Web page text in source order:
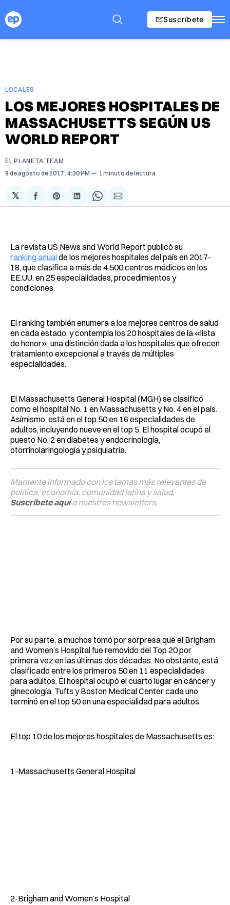
Suscríbete
LOCALES
LOS MEJORES HOSPITALES DE
MASSACHUSETTS SEGÚN US
WORLD REPORT
EL PLANETA TEAM
8 de agosto de 2017 . 4:30 PM 1 minuto de lectura
𝕏
Compartir
en
Share
on
Compartir
en
Share
on
Compartir
via
La revista US News and World Report publicó su
ranking anualde los mejores hospitales del país en 2017-
18, que clasifica a más de 4.500 centros médicos en los
EE.UU. en 25 especialidades, procedimientos y
condiciones.
El ranking también enumera a los mejores centros de salud
en cada estado, y contempla los 20 hospitales de la «lista
de honor», una distinción dada a los hospitales que ofrecen
tratamiento excepcional a través de múltiples
especialidades.
El Massachusetts General Hospital (MGH) se clasificó
como el hospital No. 1 en Massachusetts y No. 4 en el país.
Asímismo, está en el top 50 en 16 especialidades de
adultos, incluyendo nueve en el top 5. El hospital ocupó el
puesto No. 2 en diabetes y endocrinología,
otorrinolaringología y psiquiatría.
Mantente informado con los temas más relevantes de
política, economía, comunidad latina y salud.
Suscríbete aquía nuestros newsletters.
Por su parte, a muchos tomó por sorpresa que el Brigham
and Women’s Hospital fue removido del Top 20 por
primera vez en las últimas dos décadas. No obstante, está
clasificado entre los primeros 50 en 11 especialidades
para adultos. El hospital ocupó el cuarto lugar en cáncer y
ginecología. Tufts y Boston Medical Center cada uno
terminó en el top 50 en una especialidad para adultos.
El top 10 de los mejores hospitales de Massachusetts es:
1-Massachusetts General Hospital
2-Brigham and Women’s Hospital